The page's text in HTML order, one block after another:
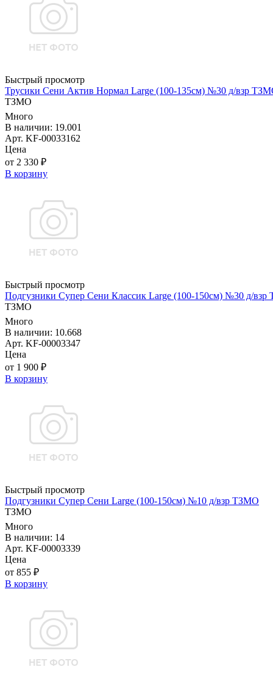
Быстрый просмотр
Трусики Сени Актив Нормал Large (100-135см) №30 д/взр
ТЗМО
Много
В наличии: 19.001
Арт. KF-00033162
Цена
от 2 330 ₽
В корзину
Быстрый просмотр
Подгузники Супер Сени Классик Large (100-150см) №30 д/
ТЗМО
Много
В наличии: 10.668
Арт. KF-00003347
Цена
от 1 900 ₽
В корзину
Быстрый просмотр
Подгузники Супер Сени Large (100-150см) №10 д/взр ТЗМО
ТЗМО
Много
В наличии: 14
Арт. KF-00003339
Цена
от 855 ₽
В корзину